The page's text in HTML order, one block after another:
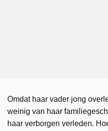
Omdat haar vader jong
weinig van haar
haar verborgen verleden.